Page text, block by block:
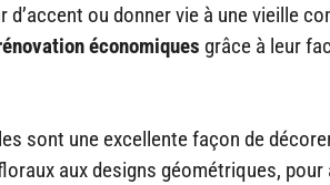
ou donner vie à une vieille
économiques grâce à leur
sont une excellente façon de
aux designs géométriques,